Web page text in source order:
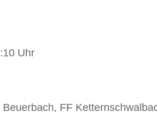
Uhr
FF